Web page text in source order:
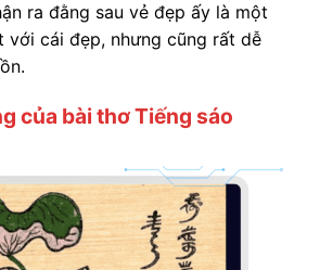
ra đằng sau vẻ đẹp ấy là một
với cái đẹp, nhưng cũng rất dễ
của bài thơ Tiếng sáo